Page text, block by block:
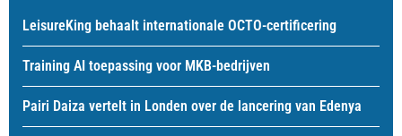
LeisureKing behaalt internationale OCTO-certificering
Training AI toepassing voor MKB-bedrijven
Pairi Daiza vertelt in Londen over de lancering van Edenya